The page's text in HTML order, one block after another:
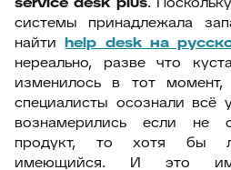
системы принадлежала
найтиhelp desk на
нереально, разве что
изменилось в тот момент,
специалисты осознали всё
вознамерились если не
продукт, то хотя бы
имеющийся. И это им